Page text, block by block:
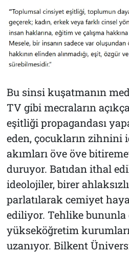
Bu sinsi kuşatmanın
TV gibi mecraların
eşitliği propagandası
eden, çocukların zihnini
akımları öve öve
duruyor. Batıdan ithal
ideolojiler, birer
parlatılarak cemiyet
ediliyor. Tehlike bununla
yükseköğretim
uzanıyor. Bilkent